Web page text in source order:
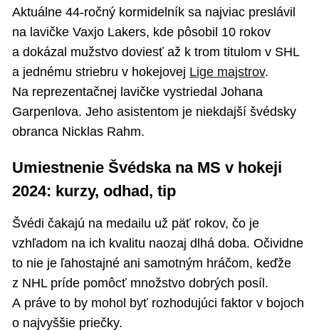
Aktuálne 44-ročný kormidelník sa najviac preslávil
na lavičke Vaxjo Lakers, kde pôsobil 10 rokov
a dokázal mužstvo doviesť až k trom titulom v SHL
a jednému striebru v hokejovej Lige majstrov.
Na reprezentačnej lavičke vystriedal Johana
Garpenlova. Jeho asistentom je niekdajší švédsky
obranca Nicklas Rahm.
Umiestnenie Švédska na MS v hokeji
2024: kurzy, odhad, tip
Švédi čakajú na medailu už päť rokov, čo je
vzhľadom na ich kvalitu naozaj dlhá doba. Očividne
to nie je ľahostajné ani samotným hráčom, keďže
z NHL príde pomôcť množstvo dobrých posíl.
A práve to by mohol byť rozhodujúci faktor v bojoch
o najvyššie priečky.